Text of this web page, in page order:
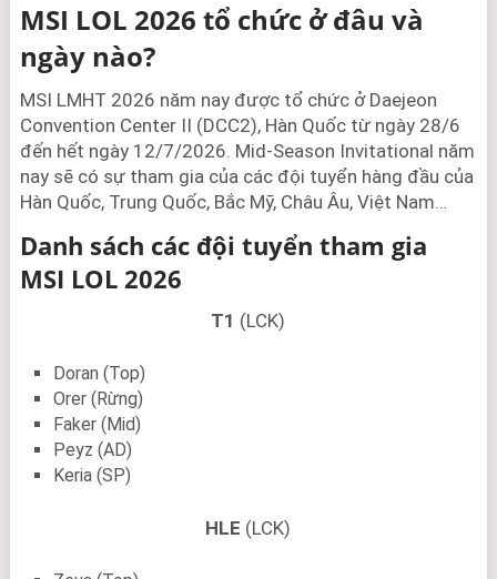
MSI LOL 2026 tổ chức ở đâu và
ngày nào?
MSI LMHT 2026 năm nay được tổ chức ở Daejeon
Convention Center II (DCC2), Hàn Quốc từ ngày 28/6
đến hết ngày 12/7/2026. Mid-Season Invitational năm
nay sẽ có sự tham gia của các đội tuyển hàng đầu của
Hàn Quốc, Trung Quốc, Bắc Mỹ, Châu Âu, Việt Nam…
Danh sách các đội tuyển tham gia
MSI LOL 2026
T1 (LCK)
Doran (Top)
Orer (Rừng)
Faker (Mid)
Peyz (AD)
Keria (SP)
HLE (LCK)